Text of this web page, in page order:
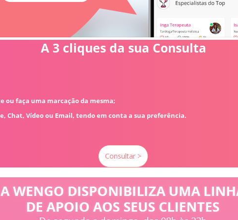
A 3 cliques da sua Consulta
ou faça uma marcação da mesma;
Chat, Vídeo ou Email, tendo em conta a sua preferência.
Consultar >